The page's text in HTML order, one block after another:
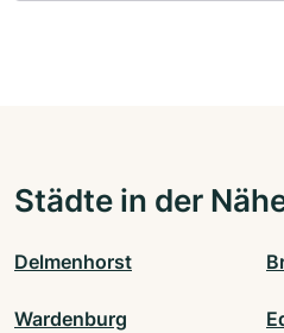
Städte in der
Delmenhorst
Wardenburg